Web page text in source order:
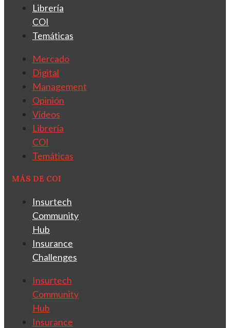
Librería
COI
Temáticas
Mercado
Digital
Management
Opinión
Vídeos
Librería
COI
Temáticas
MÁS DE COI
Insurtech
Community
Hub
Insurance
Challenges
Insurtech
Community
Hub
Insurance